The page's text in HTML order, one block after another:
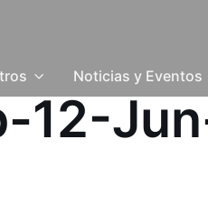
Noticias y Eventos
12-